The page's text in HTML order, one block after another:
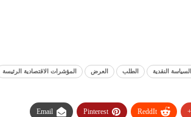
السياسة النقدية الطلب العرض المؤشرات الاقتصادية الرئيسة
ReddIt
Pinterest
Email